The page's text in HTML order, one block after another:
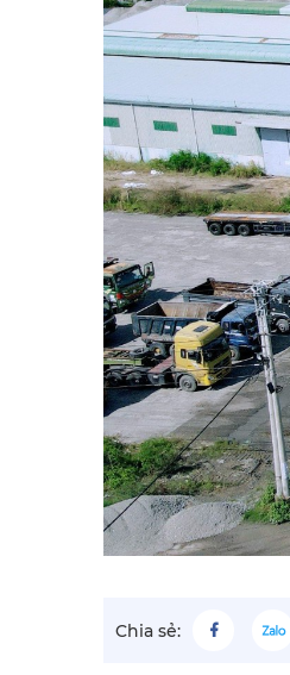
Chia sẻ: